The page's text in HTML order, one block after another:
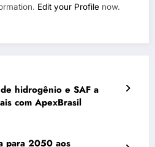
Edit your Profile now.
hidrogênio e SAF a
com ApexBrasil
para 2050 aos